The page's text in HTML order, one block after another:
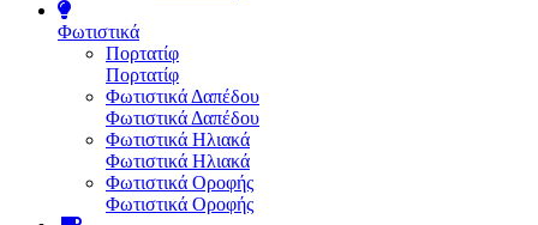
Φωτιστικά
Πορτατίφ
Πορτατίφ
Φωτιστικά Δαπέδου
Φωτιστικά Δαπέδου
Φωτιστικά Ηλιακά
Φωτιστικά Ηλιακά
Φωτιστικά Οροφής
Φωτιστικά Οροφής